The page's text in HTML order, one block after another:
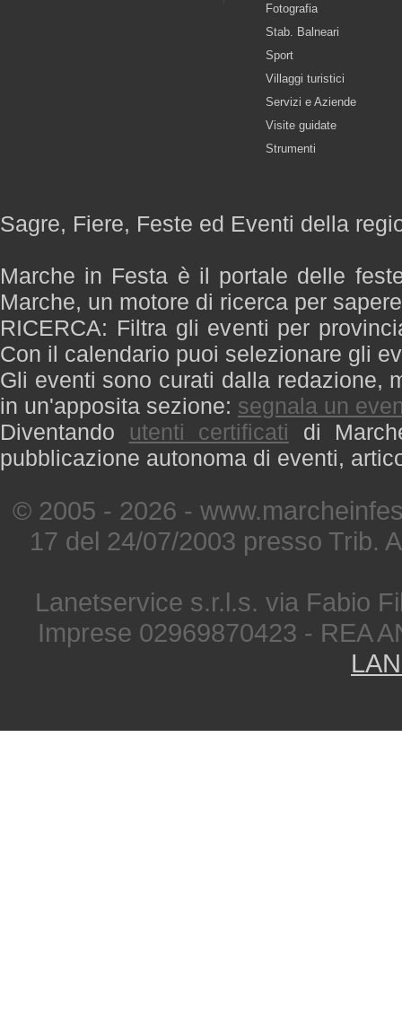
Fotografia
Stab. Balneari
Sport
Villaggi turistici
Servizi e Aziende
Visite guidate
Strumenti
Sagre, Fiere, Feste ed Eventi della
Marche in Festa è il portale delle
Marche, un motore di ricerca per
RICERCA: Filtra gli eventi per
Con il calendario puoi selezionare gli
Gli eventi sono curati dalla redazione,
in un'apposita sezione: segnala un
Diventando utenti certificati di
pubblicazione autonoma di eventi,
© 2005 - 2026 -
17 del 24/07/2003 presso Trib.
Lanetservice s.r.l.s. via Fabio
Imprese 02969870423 - REA